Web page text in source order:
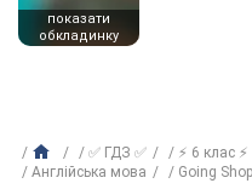
показати
обкладинку
✅ ГДЗ ✅ ⚡ 6 клас ⚡
Англійська мова
Going